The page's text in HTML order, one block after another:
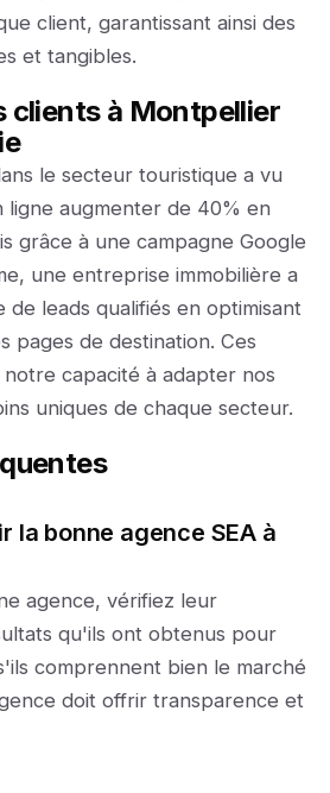
client, garantissant ainsi des
et tangibles.
clients à Montpellier
le secteur touristique a vu
ligne augmenter de 40% en
grâce à une campagne Google
une entreprise immobilière a
leads qualifiés en optimisant
pages de destination. Ces
capacité à adapter nos
uniques de chaque secteur.
la bonne agence SEA à
agence, vérifiez leur
qu'ils ont obtenus pour
comprennent bien le marché
doit offrir transparence et